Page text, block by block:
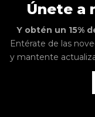
Únete a
Y obtén un 15%
Entérate de las
y mantente